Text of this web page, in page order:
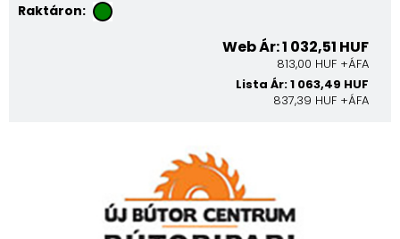
Raktáron:
Web Ár: 1 032,51 HUF
813,00 HUF +ÁFA
Lista Ár: 1 063,49 HUF
837,39 HUF +ÁFA